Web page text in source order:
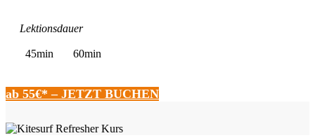
Lektionsdauer
45min 60min
ab 55€* – JETZT BUCHEN